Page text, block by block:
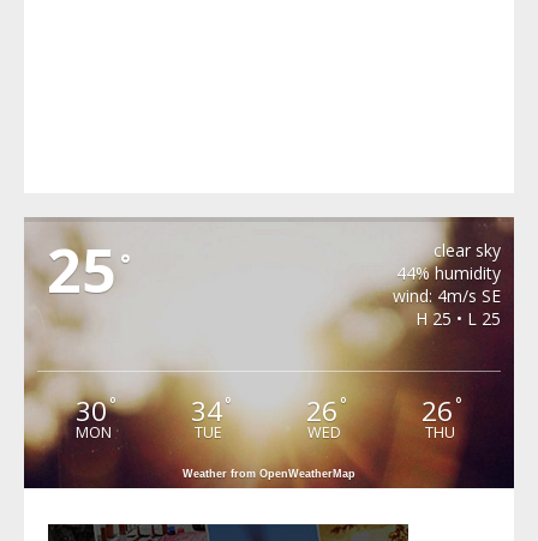
25°
clear sky
44% humidity
wind: 4m/s SE
H 25 • L 25
30°
MON
34°
TUE
26°
WED
26°
THU
Weather from OpenWeatherMap